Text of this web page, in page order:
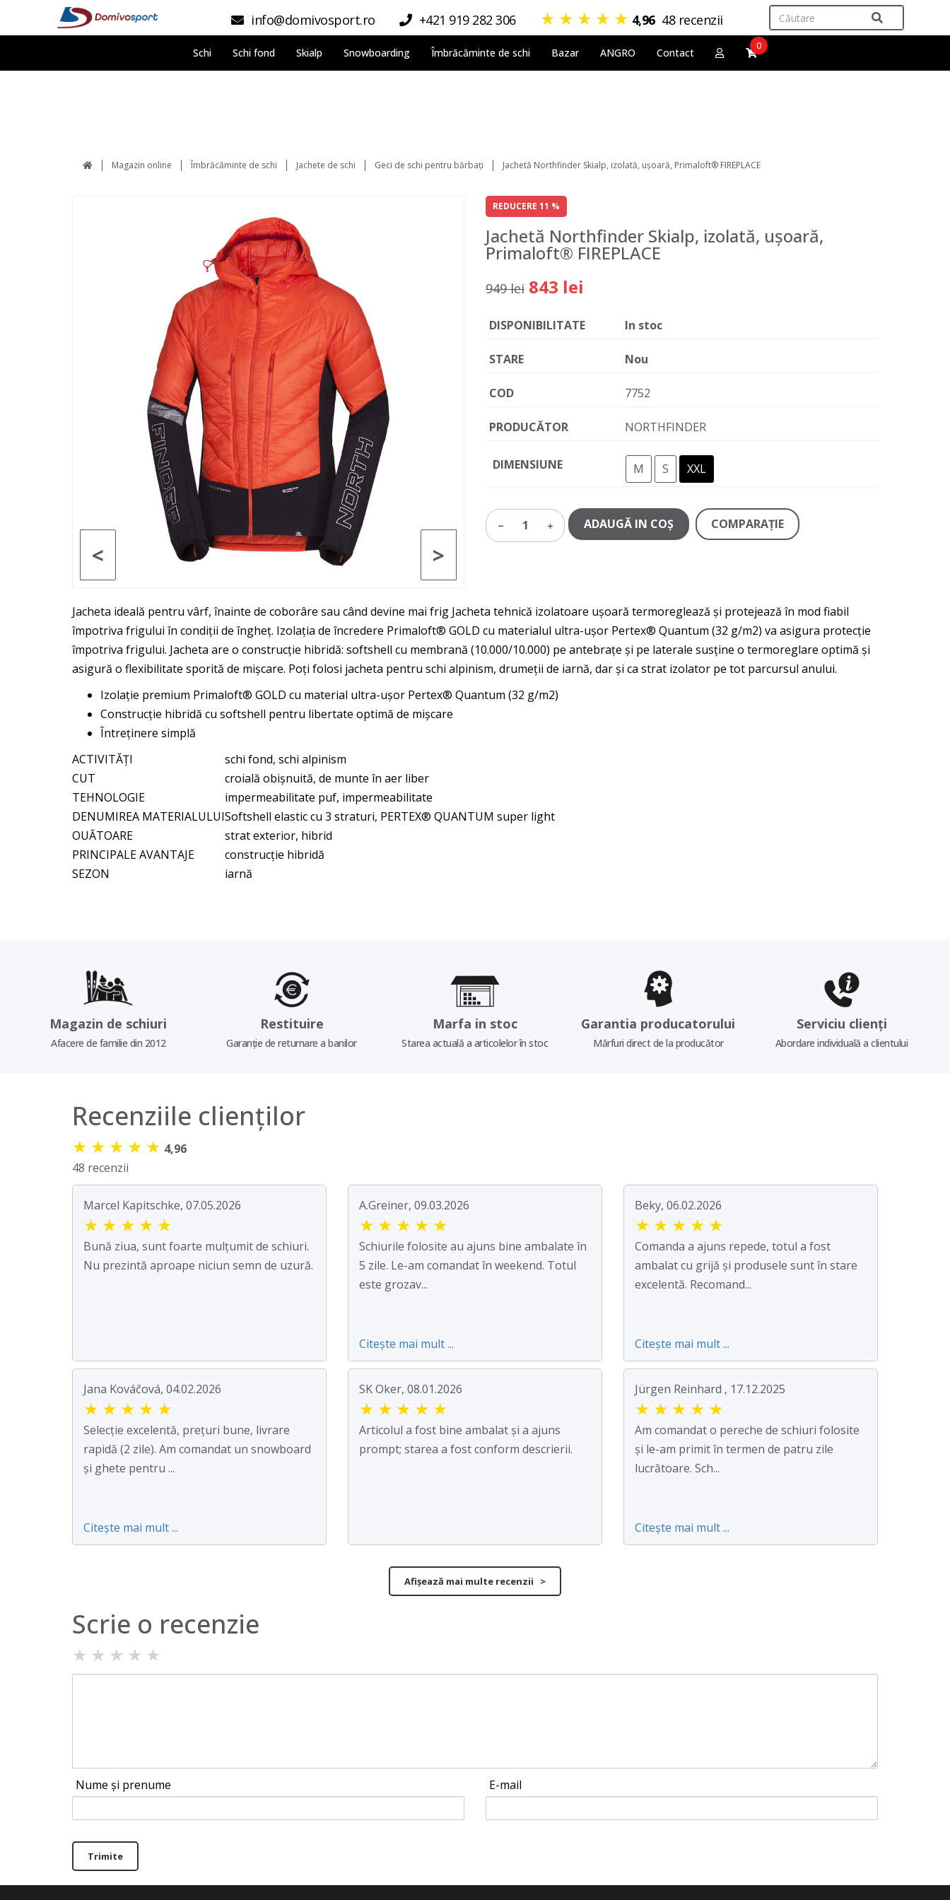
info@domivosport.ro +421 919 282 306 ★ ★ ★ ★ ★ 4,96 48 recenzii
Schi Schi fond Skialp Snowboarding Îmbrăcăminte de schi Bazar ANGRO Contact
0
Magazin online Îmbrăcăminte de schi Jachete de schi Geci de schi pentru bărbați Jachetă Northfinder Skialp, izolată, ușoară, Primaloft® FIREPLACE
>
<
REDUCERE 11 %
Jachetă Northfinder Skialp, izolată, ușoară,
Primaloft® FIREPLACE
949 lei 843 lei
DISPONIBILITATE In stoc
STARE Nou
COD 7752
PRODUCĂTOR NORTHFINDER
DIMENSIUNE M S XXL
1 ADAUGĂ IN COŞ COMPARAŢIE
Jacheta ideală pentru vârf, înainte de coborâre sau când devine mai frig Jacheta tehnică izolatoare ușoară termoreglează și protejează în mod fiabil
împotriva frigului în condiții de îngheț. Izolația de încredere Primaloft® GOLD cu materialul ultra-ușor Pertex® Quantum (32 g/m2) va asigura protecție
împotriva frigului. Jacheta are o construcție hibridă: softshell cu membrană (10.000/10.000) pe antebrațe și pe laterale susține o termoreglare optimă și
asigură o flexibilitate sporită de mișcare. Poți folosi jacheta pentru schi alpinism, drumeții de iarnă, dar și ca strat izolator pe tot parcursul anului.
Izolație premium Primaloft® GOLD cu material ultra-ușor Pertex® Quantum (32 g/m2)
Construcție hibridă cu softshell pentru libertate optimă de mișcare
Întreținere simplă
ACTIVITĂȚI
schi fond, schi alpinism
CUT
croială obișnuită, de munte în aer liber
TEHNOLOGIE
impermeabilitate puf, impermeabilitate
DENUMIREA MATERIALULUISoftshell elastic cu 3 straturi, PERTEX® QUANTUM super light
OUĂTOARE
strat exterior, hibrid
PRINCIPALE AVANTAJE
construcție hibridă
SEZON
iarnă
Magazin de schiuri
Afacere de familie din 2012
Restituire
Garanție de returnare a banilor
Marfa in stoc
Starea actuală a articolelor în stoc
Garantia producatorului
Mărfuri direct de la producător
Serviciu clienți
Abordare individuală a clientului
Recenziile clienților
★ ★ ★ ★ ★ 4,96
48 recenzii
Marcel Kapitschke, 07.05.2026
★ ★ ★ ★ ★
Bună ziua, sunt foarte mulțumit de schiuri.
Nu prezintă aproape niciun semn de uzură.
A.Greiner, 09.03.2026
★ ★ ★ ★ ★
Schiurile folosite au ajuns bine ambalate în
5 zile. Le-am comandat în weekend. Totul
este grozav...
Citește mai mult ...
Beky, 06.02.2026
★ ★ ★ ★ ★
Comanda a ajuns repede, totul a fost
ambalat cu grijă și produsele sunt în stare
excelentă. Recomand...
Citește mai mult ...
Jana Kováčová, 04.02.2026
★ ★ ★ ★ ★
Selecție excelentă, prețuri bune, livrare
rapidă (2 zile). Am comandat un snowboard
și ghete pentru ...
Citește mai mult ...
SK Oker, 08.01.2026
★ ★ ★ ★ ★
Articolul a fost bine ambalat și a ajuns
prompt; starea a fost conform descrierii.
Jürgen Reinhard , 17.12.2025
★ ★ ★ ★ ★
Am comandat o pereche de schiuri folosite
și le-am primit în termen de patru zile
lucrătoare. Sch...
Citește mai mult ...
Afișează mai multe recenzii >
Scrie o recenzie
★ ★ ★ ★ ★
Nume și prenume E-mail
Trimite